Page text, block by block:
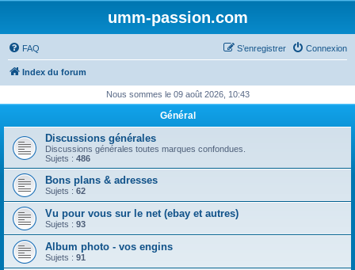
umm-passion.com
FAQ Connexion
S’enregistrer
Index du forum
Nous sommes le 09 août 2026, 10:43
Général
Discussions générales
Discussions générales toutes marques confondues.
Sujets : 486
Bons plans & adresses
Sujets : 62
Vu pour vous sur le net (ebay et autres)
Sujets : 93
Album photo - vos engins
Sujets : 91